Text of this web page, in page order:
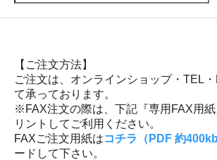
【ご注文方法】
ご注文は、オンラインショップ・TEL
て承っております。
※FAX注文の際は、下記『専用FAX用
リントしてご利用ください。
FAXご注文用紙はコチラ（PDF 約400kb
ードして下さい。